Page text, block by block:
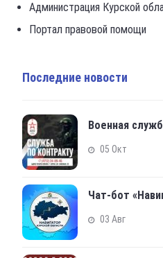
Администрация Курской
Портал правовой помощи
Последние новости
Военная
05 Окт
Чат-бот
03 Авг